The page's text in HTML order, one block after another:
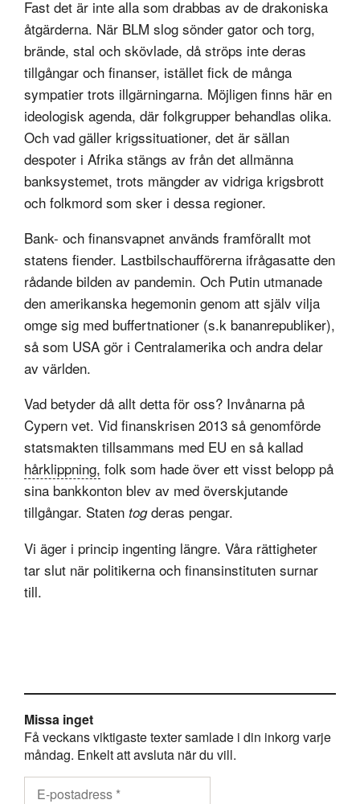
Fast det är inte alla som drabbas av de drakoniska
åtgärderna. När BLM slog sönder gator och torg,
brände, stal och skövlade, då ströps inte deras
tillgångar och finanser, istället fick de många
sympatier trots illgärningarna. Möjligen finns här en
ideologisk agenda, där folkgrupper behandlas olika.
Och vad gäller krigssituationer, det är sällan
despoter i Afrika stängs av från det allmänna
banksystemet, trots mängder av vidriga krigsbrott
och folkmord som sker i dessa regioner.
Bank- och finansvapnet används framförallt mot
statens fiender. Lastbilschaufförerna ifrågasatte den
rådande bilden av pandemin. Och Putin utmanade
den amerikanska hegemonin genom att själv vilja
omge sig med buffertnationer (s.k bananrepubliker),
så som USA gör i Centralamerika och andra delar
av världen.
Vad betyder då allt detta för oss? Invånarna på
Cypern vet. Vid finanskrisen 2013 så genomförde
statsmakten tillsammans med EU en så kallad
hårklippning, folk som hade över ett visst belopp på
sina bankkonton blev av med överskjutande
tillgångar. Staten togderas pengar.
Vi äger i princip ingenting längre. Våra rättigheter
tar slut när politikerna och finansinstituten surnar
till.
Missa inget
Få veckans viktigaste texter samlade i din inkorg varje
måndag. Enkelt att avsluta när du vill.